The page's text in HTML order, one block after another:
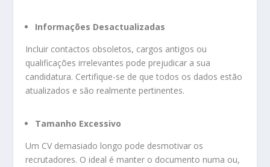
Informações Desactualizadas
Incluir contactos obsoletos, cargos antigos ou
qualificações irrelevantes pode prejudicar a sua
candidatura. Certifique-se de que todos os dados estão
atualizados e são realmente pertinentes.
Tamanho Excessivo
Um CV demasiado longo pode desmotivar os
recrutadores. O ideal é manter o documento numa ou,